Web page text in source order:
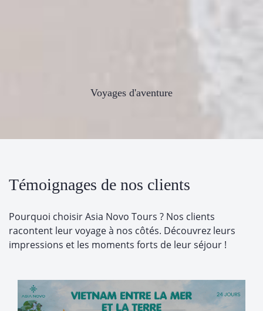
Voyages d'aventure
Témoignages de nos clients
Pourquoi choisir Asia Novo Tours ? Nos clients
racontent leur voyage à nos côtés. Découvrez leurs
impressions et les moments forts de leur séjour !